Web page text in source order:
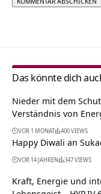
Das könnte dich
Nieder mit dem
Verständnis von
VOR 1 MONAT 400 VIEWS
Happy Diwali an
VOR 14 JAHREN 347 VIEWS
Kraft, Energie und